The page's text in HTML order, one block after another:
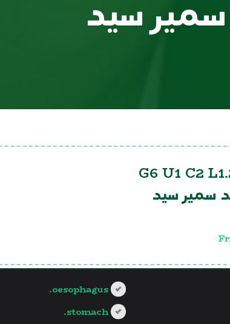
سيد
G6 U1 C2
سمير سيد
oesophagus.
stomach.